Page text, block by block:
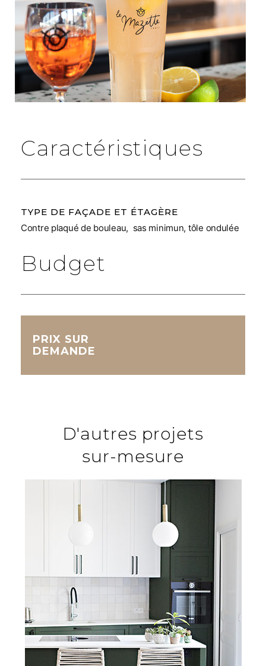
Caractéristiques
TYPE DE FAÇADE ET ÉTAGÈRE
Contre plaqué de bouleau, sas minimun, tôle ondulée
Budget
PRIX SUR
DEMANDE
D'autres projets
sur-mesure